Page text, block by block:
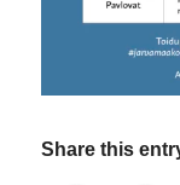
Share this